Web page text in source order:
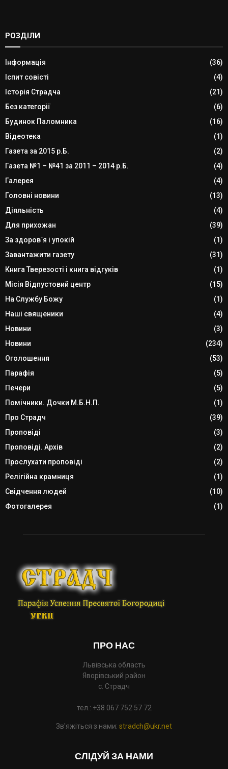
РОЗДІЛИ
Інформація
(36)
Іспит совісті
(4)
Історія Страдча
(21)
Без категорії
(6)
Будинок Паломника
(16)
Відеотека
(1)
Газета за 2015 р.Б.
(2)
Газета №1 – №41 за 2011 – 2014 р.Б.
(4)
Галерея
(4)
Головні новини
(13)
Діяльність
(4)
Для прихожан
(39)
За здоров`я і упокій
(1)
Завантажити газету
(31)
Книга Тверезості і книга відгуків
(1)
Місія Відпустовий центр
(15)
На Службу Божу
(1)
Наші священики
(4)
Новини
(3)
Новини
(234)
Оголошення
(53)
Парафія
(5)
Печери
(5)
Помічники. Дочки М.Б.Н.П.
(1)
Про Страдч
(39)
Проповіді
(3)
Проповіді. Архів
(2)
Прослухати проповіді
(2)
Релігійна крамниця
(1)
Свідчення людей
(10)
Фотогалерея
(1)
ПРО НАС
Львівська область
Яворівський район
с. Страдч
тел.: +38 067 752 57 72
Зв'яжіться з нами: stradch@ukr.net
СЛІДУЙ ЗА НАМИ